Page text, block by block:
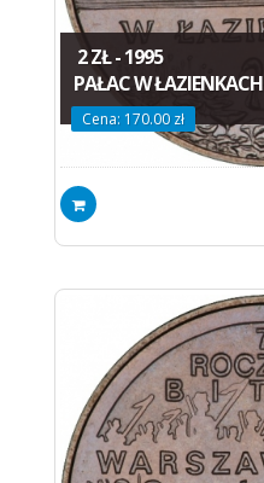
2 ZŁ - 1995
PAŁAC W ŁAZIENKACH
Cena: 170.00 zł